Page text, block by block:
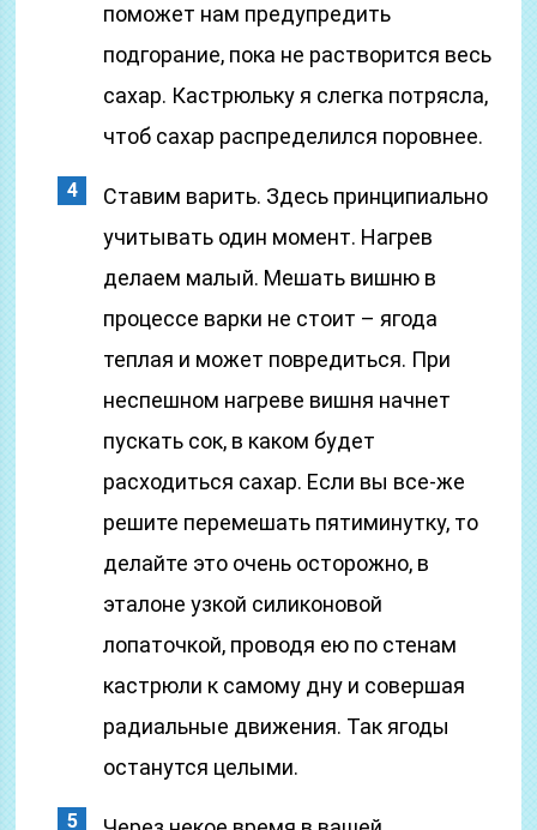
поможет нам предупредить
подгорание, пока не растворится весь
сахар. Кастрюльку я слегка потрясла,
чтоб сахар распределился поровнее.
Ставим варить. Здесь принципиально
учитывать один момент. Нагрев
делаем малый. Мешать вишню в
процессе варки не стоит – ягода
теплая и может повредиться. При
неспешном нагреве вишня начнет
пускать сок, в каком будет
расходиться сахар. Если вы все-же
решите перемешать пятиминутку, то
делайте это очень осторожно, в
эталоне узкой силиконовой
лопаточкой, проводя ею по стенам
кастрюли к самому дну и совершая
радиальные движения. Так ягоды
останутся целыми.